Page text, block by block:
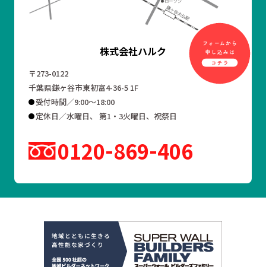
株式会社ハルク
〒273-0122
千葉県鎌ヶ谷市東初富4-36-5 1F
受付時間／9:00～18:00
定休日／水曜日、 第1・3火曜日、祝祭日
0120 869 406